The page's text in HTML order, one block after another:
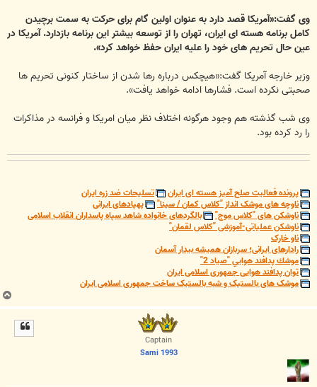
وی گفت:«آمریکا قصد دارد به عنوان اولین گام برای حرکت به سمت برچیدن
کامل برنامه هسته ای ایران، تهران را از توسعه بیشتر این برنامه بازدارد. آمریکا در
عین حال تحریم های خود را علیه ایران حفظ خواهد کرد».
وزیر خارجه آمریکا گفت:«هیچکس درباره رها شدن از ساختار کنونی تحریم ها
صحبتی نکرده است. فشارها ادامه خواهد یافت».
وی شب گذشته هم وجود هرگونه اختلاف نظر میان امریکا و فرانسه در مذاکرات
را رد کرده بود.
پرونده فعالیت صلح آمیز هسته ای ایران
تسلیحات ضد زره ایران
ناوچه های موشک انداز "کلاس کمان / سینا"
پهپادهای ایرانی
ناوشکن های "کلاس موج"
بالگردهای خانواده شاهد سپاه پاسداران انقلاب اسلامی
ناوشکن عملیاتی-آموزشی "کلاس لقمان"
ناو خارک
رادارهای ایرانی؛ سربازان همیشه بیدار آسمان
موشك پدافند هوايي "صياد 2"
توان پدافند هوایی جمهوری اسلامی ایران
موشک های بالستیک و شبه بالستیک ساخت جمهوری اسلامی ایران
ب
ا
Captain
Sami 1993